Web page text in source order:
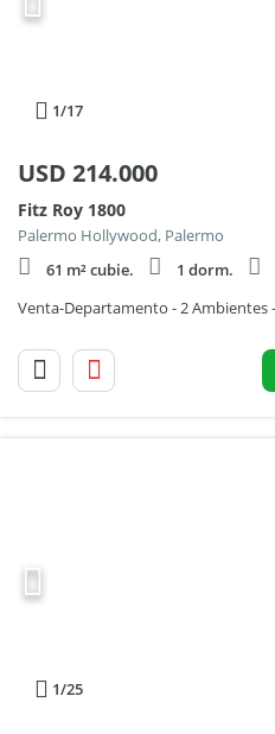
1/17
USD 214.000
Fitz Roy 1800
Palermo Hollywood, Palermo
61 m² cubie.
1 dorm.
1/25